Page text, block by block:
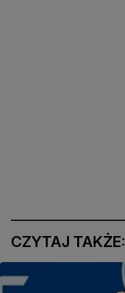
CZYTAJ TAKŻE: